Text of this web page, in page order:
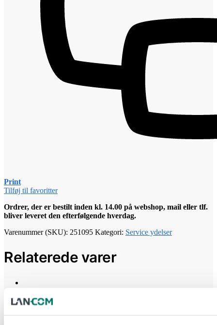
Print
Tilføj til favoritter
Ordrer, der er bestilt inden kl. 14.00 på webshop, mail eller tlf.
bliver leveret den efterfølgende hverdag.
Varenummer (SKU): 251095 Kategori: Service ydelser
Relaterede varer
Service ydelser